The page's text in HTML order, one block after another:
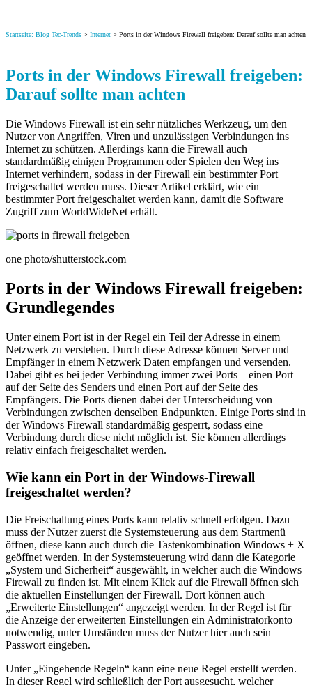
Startseite: Blog Tec-Trends > Internet > Ports in der Windows Firewall freigeben: Darauf sollte man achten
Ports in der Windows Firewall freigeben:
Darauf sollte man achten
Die Windows Firewall ist ein sehr nützliches Werkzeug, um den
Nutzer von Angriffen, Viren und unzulässigen Verbindungen ins
Internet zu schützen. Allerdings kann die Firewall auch
standardmäßig einigen Programmen oder Spielen den Weg ins
Internet verhindern, sodass in der Firewall ein bestimmter Port
freigeschaltet werden muss. Dieser Artikel erklärt, wie ein
bestimmter Port freigeschaltet werden kann, damit die Software
Zugriff zum WorldWideNet erhält.
one photo/shutterstock.com
Ports in der Windows Firewall freigeben:
Grundlegendes
Unter einem Port ist in der Regel ein Teil der Adresse in einem
Netzwerk zu verstehen. Durch diese Adresse können Server und
Empfänger in einem Netzwerk Daten empfangen und versenden.
Dabei gibt es bei jeder Verbindung immer zwei Ports – einen Port
auf der Seite des Senders und einen Port auf der Seite des
Empfängers. Die Ports dienen dabei der Unterscheidung von
Verbindungen zwischen denselben Endpunkten. Einige Ports sind in
der Windows Firewall standardmäßig gesperrt, sodass eine
Verbindung durch diese nicht möglich ist. Sie können allerdings
relativ einfach freigeschaltet werden.
Wie kann ein Port in der Windows-Firewall
freigeschaltet werden?
Die Freischaltung eines Ports kann relativ schnell erfolgen. Dazu
muss der Nutzer zuerst die Systemsteuerung aus dem Startmenü
öffnen, diese kann auch durch die Tastenkombination Windows + X
geöffnet werden. In der Systemsteuerung wird dann die Kategorie
„System und Sicherheit“ ausgewählt, in welcher auch die Windows
Firewall zu finden ist. Mit einem Klick auf die Firewall öffnen sich
die aktuellen Einstellungen der Firewall. Dort können auch
„Erweiterte Einstellungen“ angezeigt werden. In der Regel ist für
die Anzeige der erweiterten Einstellungen ein Administratorkonto
notwendig, unter Umständen muss der Nutzer hier auch sein
Passwort eingeben.
Unter „Eingehende Regeln“ kann eine neue Regel erstellt werden.
In dieser Regel wird schließlich der Port ausgesucht, welcher